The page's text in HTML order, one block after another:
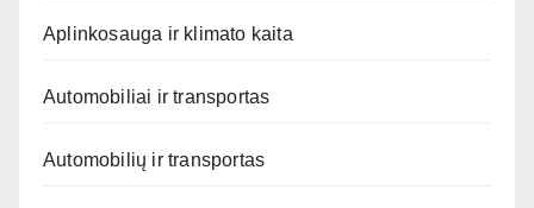
Aplinkosauga ir klimato kaita
Automobiliai ir transportas
Automobilių ir transportas